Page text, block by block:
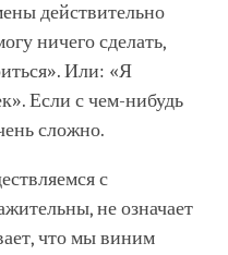
действительно
ничего сделать,
Или: «Я
Если с чем-нибудь
сложно.
с
не означает
что мы виним